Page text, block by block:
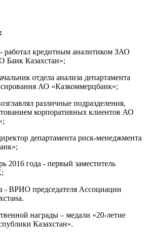
работал кредитным аналитиком ЗАО
Казахстан»;
отдела анализа департамента
АО «Казкоммерцбанк»;
различные подразделения,
корпоративных клиентов АО
департамента риск-менеджмента
2016 года - первый заместитель
- ВРИО председателя Ассоциации
награды – медали «20-летие
Казахстан».